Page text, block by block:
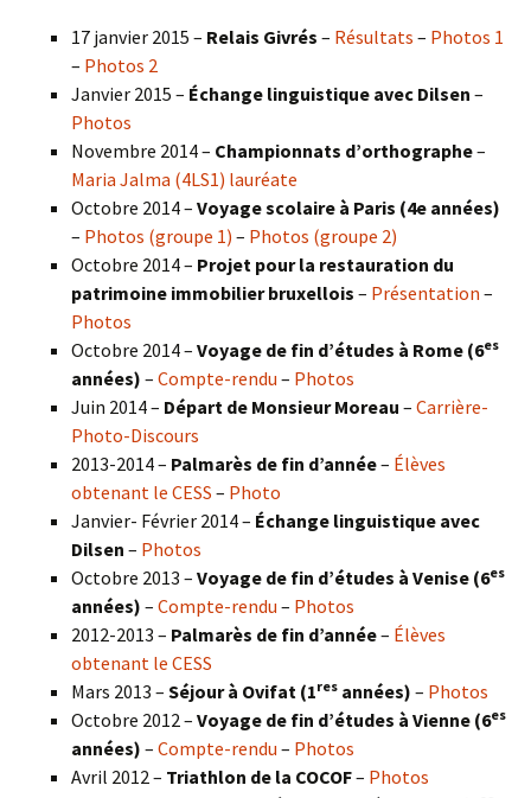
17 janvier 2015 – Relais Givrés – Résultats – Photos 1
– Photos 2
Janvier 2015 – Échange linguistique avec Dilsen –
Photos
Novembre 2014 – Championnats d’orthographe–
Maria Jalma (4LS1) lauréate
Octobre 2014 – Voyage scolaire à Paris (4e années)
– Photos (groupe 1) – Photos (groupe 2)
Octobre 2014 – Projet pour la restauration du
patrimoine immobilier bruxellois – Présentation –
Photos
Octobre 2014 – Voyage de fin d’études à Rome (6es
années) – Compte-rendu – Photos
Juin 2014 – Départ de Monsieur Moreau – Carrière-
Photo-Discours
2013-2014 – Palmarès de fin d’année– Élèves
obtenant le CESS – Photo
Janvier- Février 2014 – Échange linguistique avec
Dilsen – Photos
Octobre 2013 – Voyage de fin d’études à Venise (6es
années) – Compte-rendu – Photos
2012-2013 – Palmarès de fin d’année– Élèves
obtenant le CESS
Mars 2013 – Séjour à Ovifat (1res années) – Photos
Octobre 2012 – Voyage de fin d’études à Vienne (6es
années) – Compte-rendu – Photos
Avril 2012 – Triathlon de la COCOF– Photos